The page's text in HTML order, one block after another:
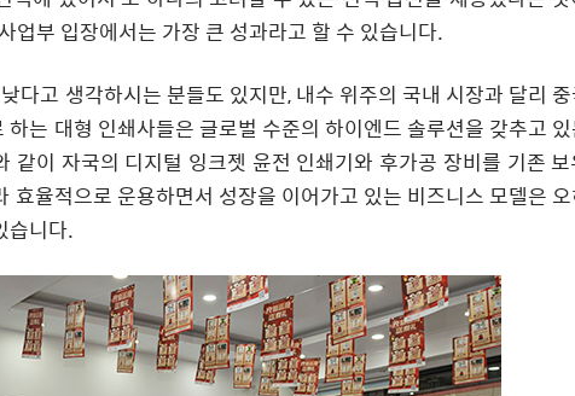
업부 입장에서는 가장 큰 성과라고 할 수 있습니다.
다고 생각하시는 분들도 있지만, 내수 위주의 국내 시장과 달리
는 대형 인쇄사들은 글로벌 수준의 하이엔드 솔루션을 갖추고
이 자국의 디지털 잉크젯 윤전 인쇄기와 후가공 장비를 기존
율적으로 운용하면서 성장을 이어가고 있는 비즈니스 모델은
습니다.